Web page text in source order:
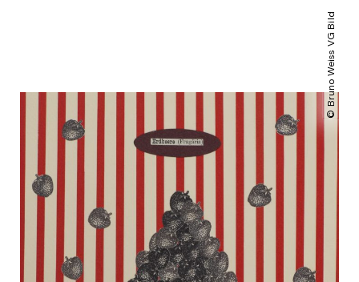
© Bruno Weiss VG Bild